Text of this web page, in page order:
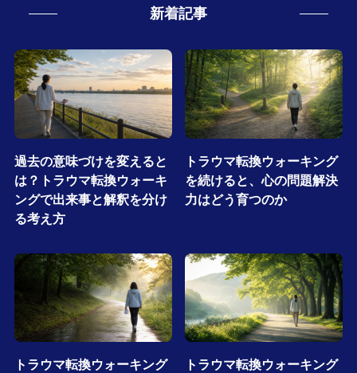
新着記事
過去の意味づけを変えると
は？トラウマ転換ウォーキ
ングで出来事と解釈を分け
る考え方
トラウマ転換ウォーキング
を続けると、心の問題解決
力はどう育つのか
トラウマ転換ウォーキング
トラウマ転換ウォーキング